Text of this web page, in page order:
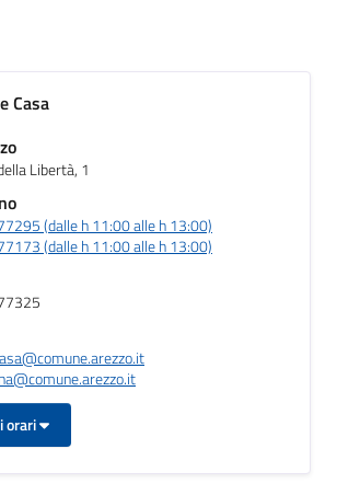
Casa
Libertà, 1
(dalle h 11:00 alle h 13:00)
(dalle h 11:00 alle h 13:00)
orari